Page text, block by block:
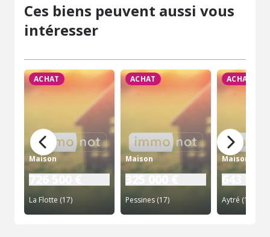
Ces biens peuvent aussi vous
intéresser
ACHAT
Maison
La Flotte (17)
ACHAT
Maison
Pessines (17)
ACHAT
Maison
Aytré (17)